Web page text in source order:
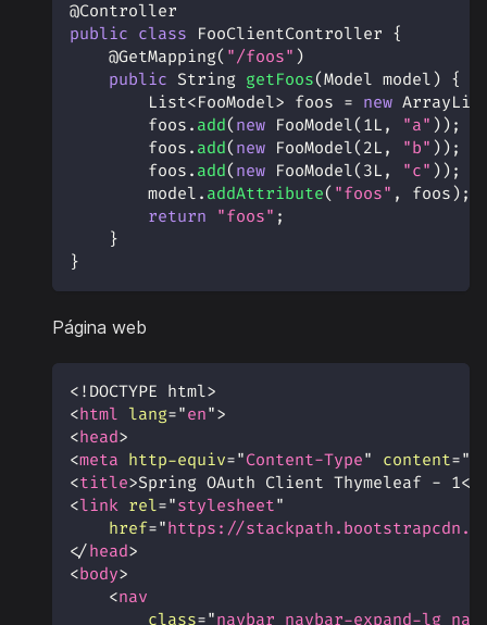
@Controller
public class FooClientController {
@GetMapping( "/foos" )
public String getFoos(Model model ) {
List<FooModel> foos = new
        foos
. add( new FooModel( 1L , "a" ) ) ;
        foos
. add( new FooModel( 2L , "b" ) ) ;
        foos
. add( new FooModel( 3L , "c" ) ) ;
        model
. addAttribute( "foos" , foos ) ;
return
"foos" ;
}
}
Página web
<! DOCTYPE html>
<html lang="en">
<head>
<meta http-equiv="Content-Type" content="
<title>Spring OAuth Client Thymeleaf - 1</
<link rel="stylesheet"
href="https://
</head>
<body>
<nav
class="navbar navbar-expand-lg